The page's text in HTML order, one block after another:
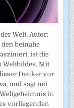
Welt. Autor:
den beinahe
ist die
Weltbildes. Mit
Denker vor
und sagt mit
in
vorliegenden